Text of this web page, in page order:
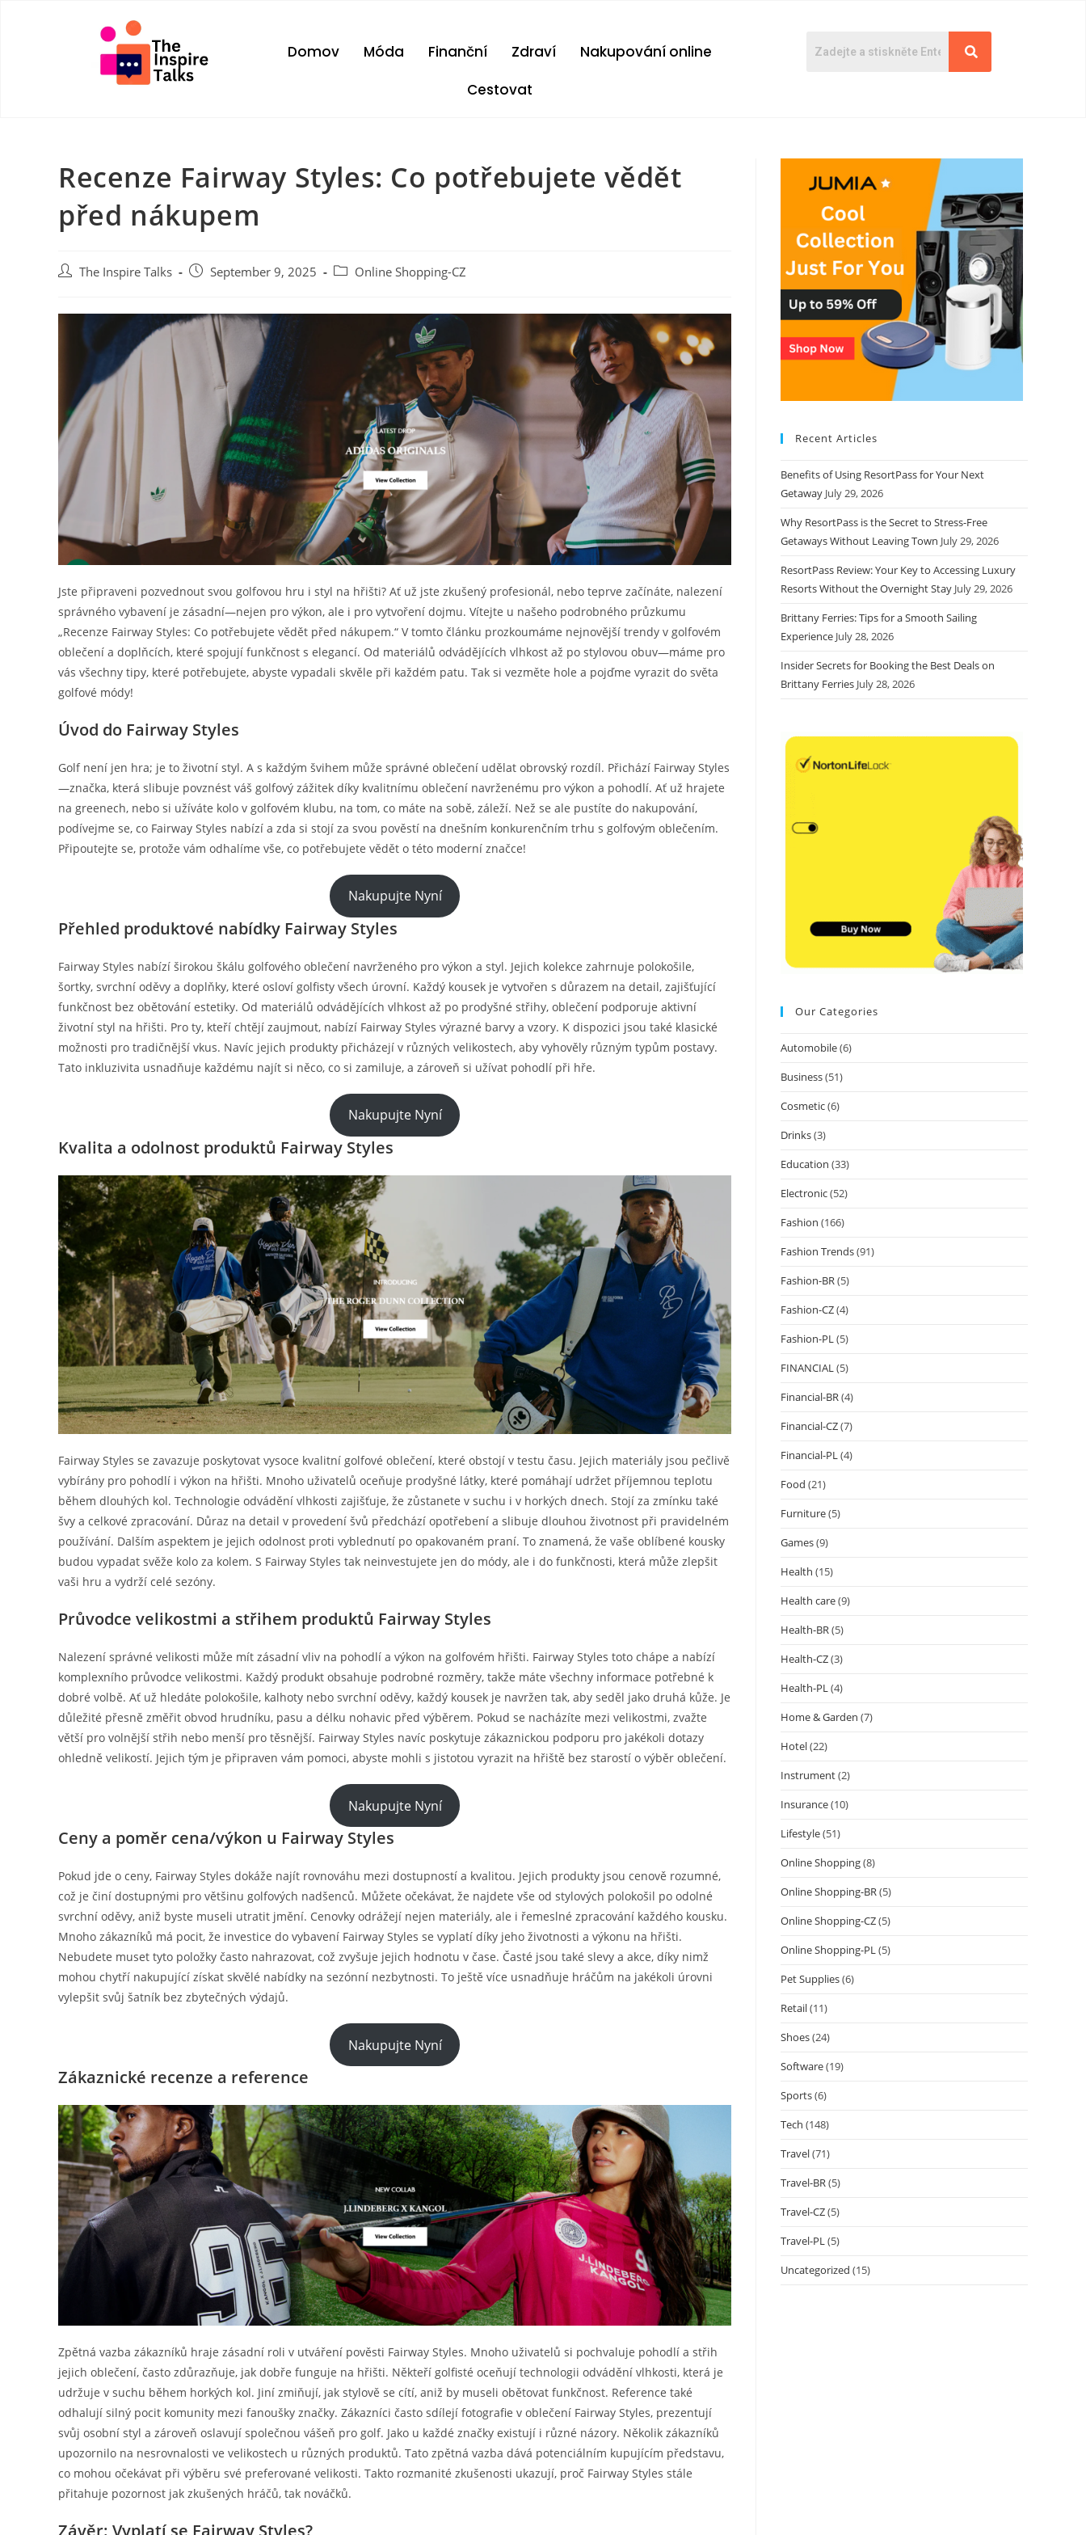
Domov Móda Finanční Zdraví
Nakupování online
Cestovat
Recenze Fairway Styles: Co potřebujete vědět
před nákupem
The Inspire Talks September 9, 2025 Online Shopping-CZ
Jste připraveni pozvednout svou golfovou hru i styl na hřišti? Ať už jste zkušený profesionál, nebo teprve začínáte, nalezení
správného vybavení je zásadní—nejen pro výkon, ale i pro vytvoření dojmu. Vítejte u našeho podrobného průzkumu
„Recenze Fairway Styles: Co potřebujete vědět před nákupem.“ V tomto článku prozkoumáme nejnovější trendy v golfovém
oblečení a doplňcích, které spojují funkčnost s elegancí. Od materiálů odvádějících vlhkost až po stylovou obuv—máme pro
vás všechny tipy, které potřebujete, abyste vypadali skvěle při každém patu. Tak si vezměte hole a pojďme vyrazit do světa
golfové módy!
Úvod do Fairway Styles
Golf není jen hra; je to životní styl. A s každým švihem může správné oblečení udělat obrovský rozdíl. Přichází Fairway Styles
—značka, která slibuje povznést váš golfový zážitek díky kvalitnímu oblečení navrženému pro výkon a pohodlí. Ať už hrajete
na greenech, nebo si užíváte kolo v golfovém klubu, na tom, co máte na sobě, záleží. Než se ale pustíte do nakupování,
podívejme se, co Fairway Styles nabízí a zda si stojí za svou pověstí na dnešním konkurenčním trhu s golfovým oblečením.
Připoutejte se, protože vám odhalíme vše, co potřebujete vědět o této moderní značce!
Nakupujte Nyní
Přehled produktové nabídky Fairway Styles
Fairway Styles nabízí širokou škálu golfového oblečení navrženého pro výkon a styl. Jejich kolekce zahrnuje polokošile,
šortky, svrchní oděvy a doplňky, které osloví golfisty všech úrovní. Každý kousek je vytvořen s důrazem na detail, zajišťující
funkčnost bez obětování estetiky. Od materiálů odvádějících vlhkost až po prodyšné střihy, oblečení podporuje aktivní
životní styl na hřišti. Pro ty, kteří chtějí zaujmout, nabízí Fairway Styles výrazné barvy a vzory. K dispozici jsou také klasické
možnosti pro tradičnější vkus. Navíc jejich produkty přicházejí v různých velikostech, aby vyhověly různým typům postavy.
Tato inkluzivita usnadňuje každému najít si něco, co si zamiluje, a zároveň si užívat pohodlí při hře.
Nakupujte Nyní
Kvalita a odolnost produktů Fairway Styles
Fairway Styles se zavazuje poskytovat vysoce kvalitní golfové oblečení, které obstojí v testu času. Jejich materiály jsou pečlivě
vybírány pro pohodlí i výkon na hřišti. Mnoho uživatelů oceňuje prodyšné látky, které pomáhají udržet příjemnou teplotu
během dlouhých kol. Technologie odvádění vlhkosti zajišťuje, že zůstanete v suchu i v horkých dnech. Stojí za zmínku také
švy a celkové zpracování. Důraz na detail v provedení švů předchází opotřebení a slibuje dlouhou životnost při pravidelném
používání. Dalším aspektem je jejich odolnost proti vyblednutí po opakovaném praní. To znamená, že vaše oblíbené kousky
budou vypadat svěže kolo za kolem. S Fairway Styles tak neinvestujete jen do módy, ale i do funkčnosti, která může zlepšit
vaši hru a vydrží celé sezóny.
Průvodce velikostmi a střihem produktů Fairway Styles
Nalezení správné velikosti může mít zásadní vliv na pohodlí a výkon na golfovém hřišti. Fairway Styles toto chápe a nabízí
komplexního průvodce velikostmi. Každý produkt obsahuje podrobné rozměry, takže máte všechny informace potřebné k
dobré volbě. Ať už hledáte polokošile, kalhoty nebo svrchní oděvy, každý kousek je navržen tak, aby seděl jako druhá kůže. Je
důležité přesně změřit obvod hrudníku, pasu a délku nohavic před výběrem. Pokud se nacházíte mezi velikostmi, zvažte
větší pro volnější střih nebo menší pro těsnější. Fairway Styles navíc poskytuje zákaznickou podporu pro jakékoli dotazy
ohledně velikostí. Jejich tým je připraven vám pomoci, abyste mohli s jistotou vyrazit na hřiště bez starostí o výběr oblečení.
Nakupujte Nyní
Ceny a poměr cena/výkon u Fairway Styles
Pokud jde o ceny, Fairway Styles dokáže najít rovnováhu mezi dostupností a kvalitou. Jejich produkty jsou cenově rozumné,
což je činí dostupnými pro většinu golfových nadšenců. Můžete očekávat, že najdete vše od stylových polokošil po odolné
svrchní oděvy, aniž byste museli utratit jmění. Cenovky odrážejí nejen materiály, ale i řemeslné zpracování každého kousku.
Mnoho zákazníků má pocit, že investice do vybavení Fairway Styles se vyplatí díky jeho životnosti a výkonu na hřišti.
Nebudete muset tyto položky často nahrazovat, což zvyšuje jejich hodnotu v čase. Časté jsou také slevy a akce, díky nimž
mohou chytří nakupující získat skvělé nabídky na sezónní nezbytnosti. To ještě více usnadňuje hráčům na jakékoli úrovni
vylepšit svůj šatník bez zbytečných výdajů.
Nakupujte Nyní
Zákaznické recenze a reference
Zpětná vazba zákazníků hraje zásadní roli v utváření pověsti Fairway Styles. Mnoho uživatelů si pochvaluje pohodlí a střih
jejich oblečení, často zdůrazňuje, jak dobře funguje na hřišti. Někteří golfisté oceňují technologii odvádění vlhkosti, která je
udržuje v suchu během horkých kol. Jiní zmiňují, jak stylově se cítí, aniž by museli obětovat funkčnost. Reference také
odhalují silný pocit komunity mezi fanoušky značky. Zákazníci často sdílejí fotografie v oblečení Fairway Styles, prezentují
svůj osobní styl a zároveň oslavují společnou vášeň pro golf. Jako u každé značky existují i různé názory. Několik zákazníků
upozornilo na nesrovnalosti ve velikostech u různých produktů. Tato zpětná vazba dává potenciálním kupujícím představu,
co mohou očekávat při výběru své preferované velikosti. Takto rozmanité zkušenosti ukazují, proč Fairway Styles stále
přitahuje pozornost jak zkušených hráčů, tak nováčků.
Závěr: Vyplatí se Fairway Styles?
Recent Articles
Benefits of Using ResortPass for Your Next
Getaway July 29, 2026
Why ResortPass is the Secret to Stress-Free
Getaways Without Leaving Town July 29, 2026
ResortPass Review: Your Key to Accessing Luxury
Resorts Without the Overnight Stay July 29, 2026
Brittany Ferries: Tips for a Smooth Sailing
Experience July 28, 2026
Insider Secrets for Booking the Best Deals on
Brittany Ferries July 28, 2026
Our Categories
Automobile(6)
Business(51)
Cosmetic(6)
Drinks(3)
Education (33)
Electronic(52)
Fashion (166)
Fashion Trends(91)
Fashion-BR(5)
Fashion-CZ(4)
Fashion-PL(5)
FINANCIAL(5)
Financial-BR(4)
Financial-CZ(7)
Financial-PL(4)
Food (21)
Furniture(5)
Games(9)
Health (15)
Health care(9)
Health-BR(5)
Health-CZ(3)
Health-PL(4)
Home & Garden (7)
Hotel(22)
Instrument(2)
Insurance(10)
Lifestyle(51)
Online Shopping(8)
Online Shopping-BR(5)
Online Shopping-CZ(5)
Online Shopping-PL(5)
Pet Supplies(6)
Retail(11)
Shoes(24)
Software(19)
Sports(6)
Tech (148)
Travel(71)
Travel-BR(5)
Travel-CZ(5)
Travel-PL(5)
Uncategorized (15)